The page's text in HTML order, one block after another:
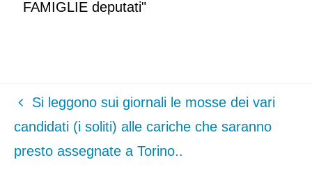
Si leggono sui giornali le mosse dei vari
candidati (i soliti) alle cariche che saranno
presto assegnate a Torino..